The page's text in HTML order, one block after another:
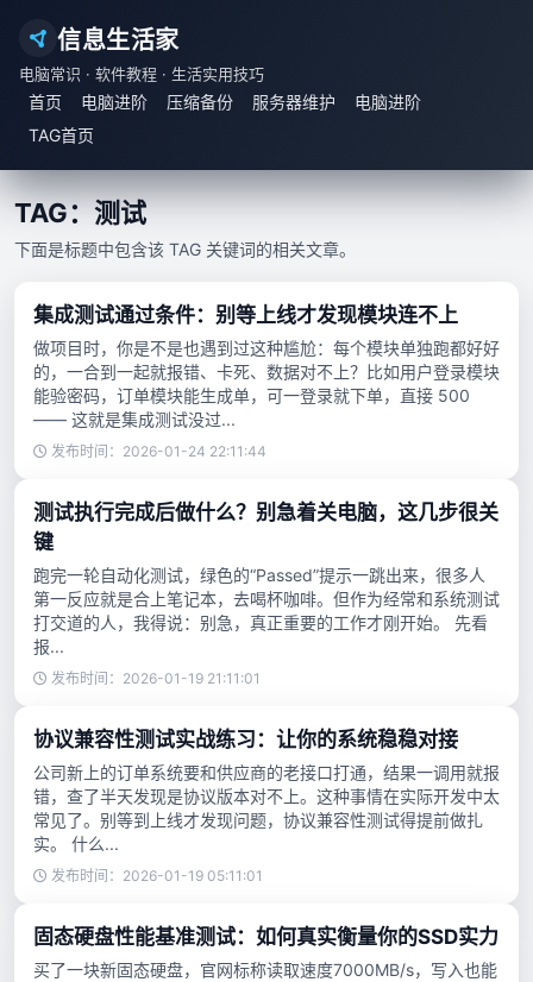
信息生活家
电脑常识 · 软件教程 · 生活实用技巧
首页 电脑进阶 压缩备份 服务器维护
电脑进阶
TAG首页
TAG：测试
下面是标题中包含该 TAG 关键词的相关文章。
集成测试通过条件：别等上线才发现模块连不上
做项目时，你是不是也遇到过这种尴尬：每个模块单独跑都好好
的，一合到一起就报错、卡死、数据对不上？比如用户登录模块
能验密码，订单模块能生成单，可一登录就下单，直接 500
—— 这就是集成测试没过...
发布时间：2026-01-24 22:11:44
测试执行完成后做什么？别急着关电脑，这几步很关
键
跑完一轮自动化测试，绿色的“Passed”提示一跳出来，很多人
第一反应就是合上笔记本，去喝杯咖啡。但作为经常和系统测试
打交道的人，我得说：别急，真正重要的工作才刚开始。 先看
报...
发布时间：2026-01-19 21:11:01
协议兼容性测试实战练习：让你的系统稳稳对接
公司新上的订单系统要和供应商的老接口打通，结果一调用就报
错，查了半天发现是协议版本对不上。这种事情在实际开发中太
常见了。别等到上线才发现问题，协议兼容性测试得提前做扎
实。 什么...
发布时间：2026-01-19 05:11:01
固态硬盘性能基准测试：如何真实衡量你的SSD实力
买了一块新固态硬盘，官网标称读取速度7000MB/s，写入也能